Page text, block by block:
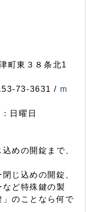
町東３８条北1
73-3631 / m
日曜日
めの開錠まで、
じ込めの開錠、
ど特殊鍵の製
のことなら何で